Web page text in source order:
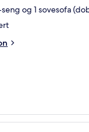
og 1 sovesofa
bærbar PC, wi-fi